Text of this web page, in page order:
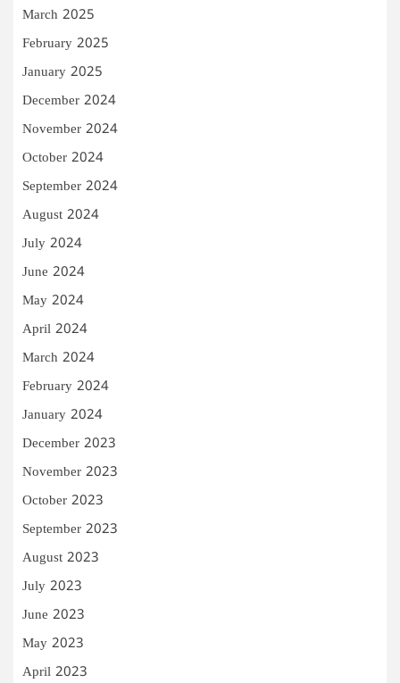
March 2025
February 2025
January 2025
December 2024
November 2024
October 2024
September 2024
August 2024
July 2024
June 2024
May 2024
April 2024
March 2024
February 2024
January 2024
December 2023
November 2023
October 2023
September 2023
August 2023
July 2023
June 2023
May 2023
April 2023